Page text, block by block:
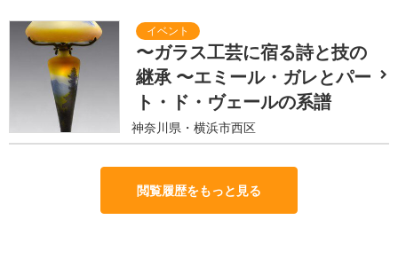
〜ガラス工芸に宿る詩と技の
継承 〜エミール・ガレとパー
ト・ド・ヴェールの系譜
神奈川県・横浜市西区
閲覧履歴をもっと見る